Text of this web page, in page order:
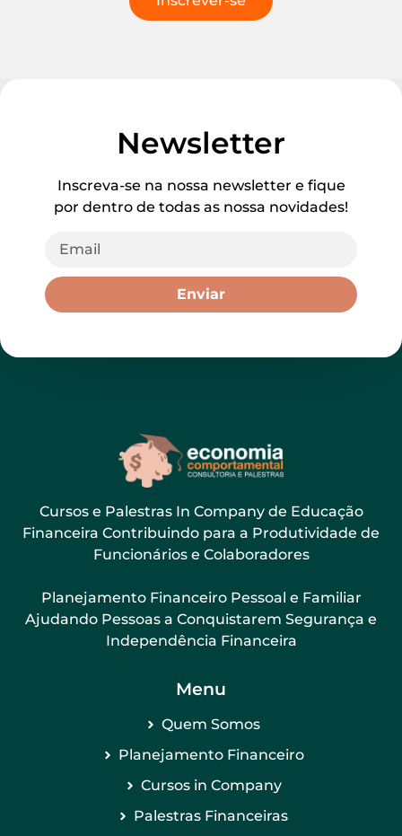
Newsletter
Inscreva-se na nossa newsletter e fique
por dentro de todas as nossa novidades!
Enviar
Cursos e Palestras In Company de Educação
Financeira Contribuindo para a Produtividade de
Funcionários e Colaboradores
Planejamento Financeiro Pessoal e Familiar
Ajudando Pessoas a Conquistarem Segurança e
Independência Financeira
Menu
Quem Somos
Planejamento Financeiro
Cursos in Company
Palestras Financeiras